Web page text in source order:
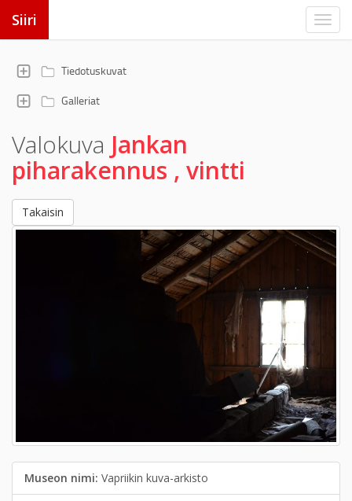
Siiri
Tiedotuskuvat
Galleriat
Valokuva Jankan
piharakennus , vintti
Takaisin
Museon nimi: Vapriikin kuva-arkisto